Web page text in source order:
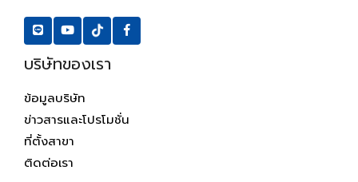
บริษัทของเรา
ข้อมูลบริษัท
ข่าวสารและโปรโมชั่น
ที่ตั้งสาขา
ติดต่อเรา